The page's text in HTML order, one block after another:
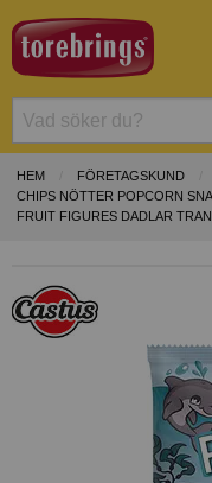
HEM FÖRETAGSKUND
CHIPS NÖTTER POPCORN
FRUIT FIGURES DADLAR